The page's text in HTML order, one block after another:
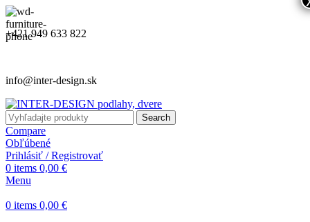
+421 949 633 822
info@inter-design.sk
Search
Compare
Obľúbené
Prihlásiť / Registrovať
0 items 0,00 €
Menu
0 items 0,00 €